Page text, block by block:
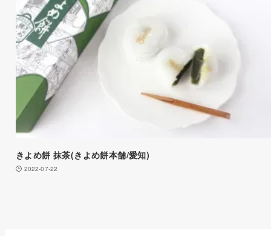
きよめ餅 抹茶(きよめ餅本舗/愛知)
2022-07-22